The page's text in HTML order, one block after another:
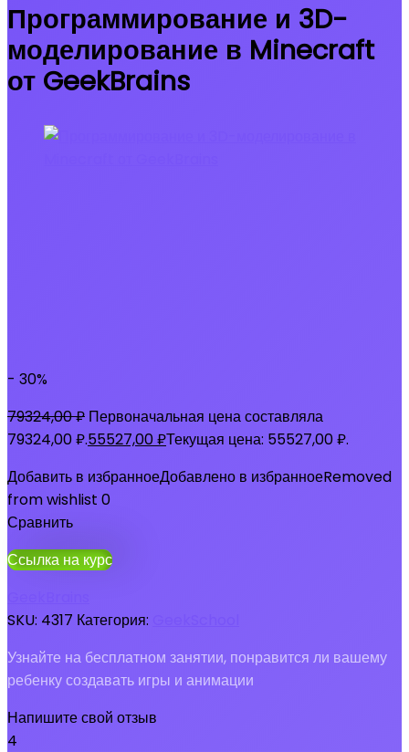
Программирование и 3D-
моделирование в Minecraft
от GeekBrains
- 30%
79324,00₽ Первоначальная цена составляла
79324,00 ₽.55527,00₽Текущая цена: 55527,00 ₽.
Добавить в избранноеДобавлено в избранноеRemoved
from wishlist 0
Сравнить
Ссылка на курс
SKU: 4317 Категория:
Узнайте на бесплатном занятии, понравится ли вашему
ребенку создавать игры и анимации
Напишите свой отзыв
4